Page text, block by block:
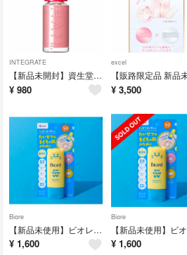
INTEGRATE
【新品未開封】資生堂 インテグレート ネールズ N PK714(4ml)
¥ 980
excel
¥ 3,500
Biore
【新品未使用】ビオレ キッズスタンプＵＶ 日焼け止め
¥ 1,600
Biore
¥ 1,600